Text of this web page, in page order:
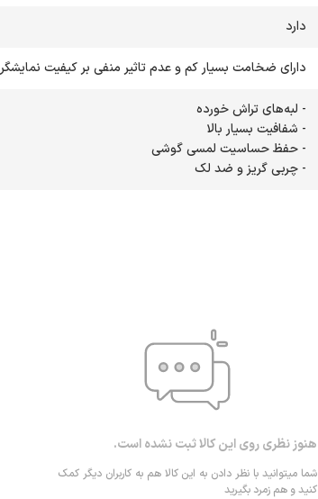
دارد
دارای ضخامت بسیار کم و عدم تاثیر منفی بر کیفیت نمایشگر
- چربی گریز و ضد لک
هنوز نظری روی این کالا ثبت نشده است.
شما میتوانید با نظر دادن به این کالا هم به کاربران دیگر کمک
کنید و هم زمرد بگیرید